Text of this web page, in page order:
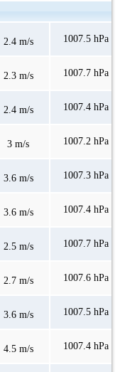
2.4 m/s 1007.5 hPa
2.3 m/s 1007.7 hPa
2.4 m/s 1007.4 hPa
3 m/s 1007.2 hPa
3.6 m/s 1007.3 hPa
3.6 m/s 1007.4 hPa
2.5 m/s 1007.7 hPa
2.7 m/s 1007.6 hPa
3.6 m/s 1007.5 hPa
4.5 m/s 1007.4 hPa